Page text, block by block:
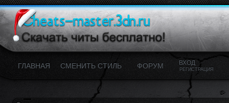
ГЛАВНАЯ CМЕНИТЬ СТИЛЬ ФОРУМ ВХОД
РЕГИСТРАЦИЯ